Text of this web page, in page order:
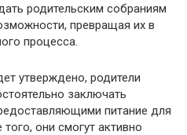
родительским собраниям
превращая их в
процесса.
утверждено, родители
заключать
питание для
они смогут активно